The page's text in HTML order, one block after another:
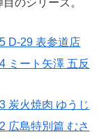
D-29 表参道店
ミート矢澤 五反
炭火焼肉 ゆうじ
広島特別篇 むさ